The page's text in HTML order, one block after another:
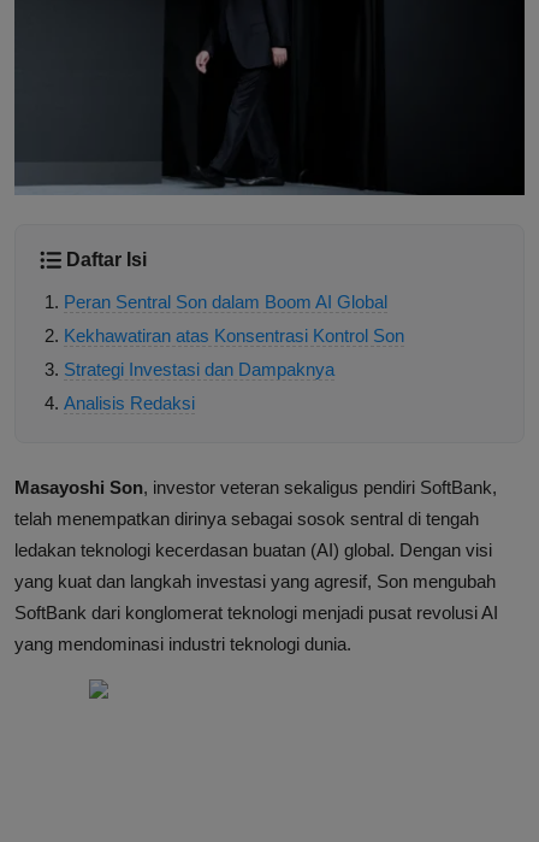
Daftar Isi
Peran Sentral Son dalam Boom AI Global
Kekhawatiran atas Konsentrasi Kontrol Son
Strategi Investasi dan Dampaknya
Analisis Redaksi
Masayoshi Son, investor veteran sekaligus pendiri SoftBank,
telah menempatkan dirinya sebagai sosok sentral di tengah
ledakan teknologi kecerdasan buatan (AI) global. Dengan visi
yang kuat dan langkah investasi yang agresif, Son mengubah
SoftBank dari konglomerat teknologi menjadi pusat revolusi AI
yang mendominasi industri teknologi dunia.